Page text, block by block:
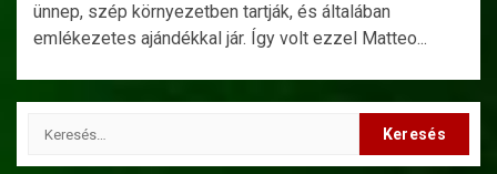
ünnep, szép környezetben tartják, és általában
emlékezetes ajándékkal jár. Így volt ezzel Matteo...
Keresés: